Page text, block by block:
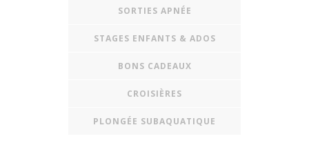
SORTIES APNÉE
STAGES ENFANTS & ADOS
BONS CADEAUX
CROISIÈRES
PLONGÉE SUBAQUATIQUE